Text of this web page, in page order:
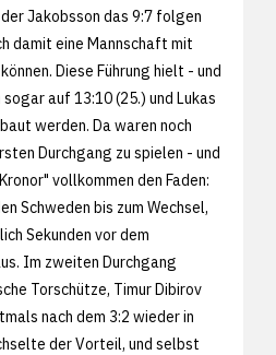
Jakobsson das 9:7 folgen
damit eine Mannschaft mit
Diese Führung hielt - und
auf 13:10 (25.) und Lukas
werden. Da waren noch
Durchgang zu spielen - und
vollkommen den Faden:
Schweden bis zum Wechsel,
Sekunden vor dem
Im zweiten Durchgang
Torschütze, Timur Dibirov
nach dem 3:2 wieder in
der Vorteil, und selbst